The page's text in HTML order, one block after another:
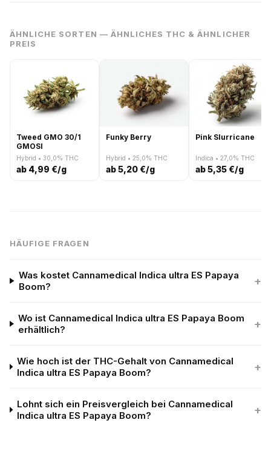
ÄHNLICHE SORTEN — ÄHNLICHES THC & ÄHNLICHER
PREIS
Tweed GMO 30/1
GMOSI
Hybrid • 30,0% THC
ab 4,99 €/g
Funky Berry
Hybrid • 25,0% THC
ab 5,20 €/g
Pink Slurricane
Indica • 27,0% THC
ab 5,35 €/g
HÄUFIGE FRAGEN
Was kostet Cannamedical Indica ultra ES Papaya
Boom?
+
Wo ist Cannamedical Indica ultra ES Papaya Boom
erhältlich?
+
Wie hoch ist der THC-Gehalt von Cannamedical
Indica ultra ES Papaya Boom?
+
Lohnt sich ein Preisvergleich bei Cannamedical
Indica ultra ES Papaya Boom?
+